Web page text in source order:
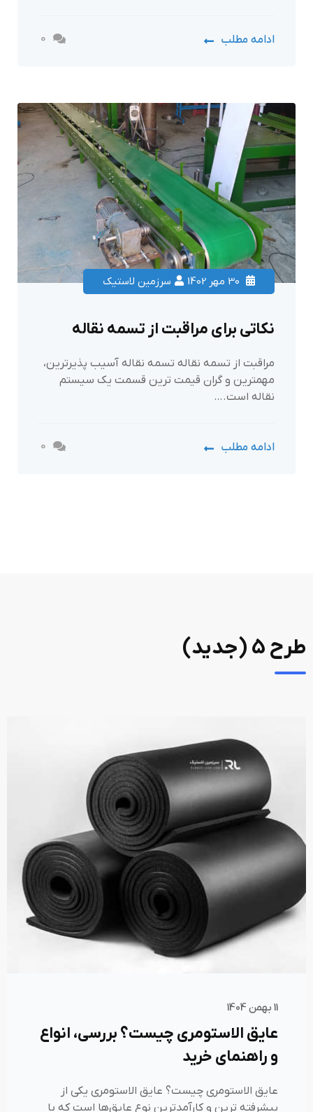
ادامه مطلب 0
سرزمین لاستیک
نکاتی برای مراقبت از تسمه نقاله
مراقبت از تسمه نقاله تسمه نقاله آسیب پذیرترین،
مهمترین و گران قیمت ترین قسمت یک سیستم
نقاله است.…
ادامه مطلب 0
طرح 5 (جدید)
11 بهمن 1404
عایق الاستومری چیست؟ بررسی، انواع
و راهنمای خرید
عایق الاستومری چیست؟ عایق الاستومری یکی از
پیشرفته‌ ترین و کارآمدترین نوع عایق‌ها است که با